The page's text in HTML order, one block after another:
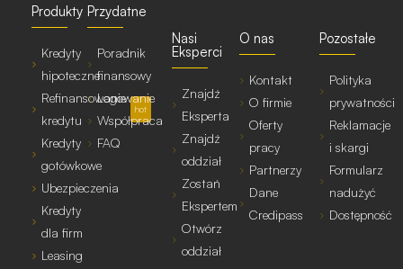
Produkty
Kredyty
hipoteczne
Refinansowanie
kredytu
hot
Kredyty
gotówkowe
Ubezpieczenia
Kredyty
dla firm
Leasing
Przydatne
Poradnik
finansowy
Logowanie
Współpraca
FAQ
Nasi
Eksperci
Znajdź
Eksperta
Znajdź
oddział
Zostań
Ekspertem
Otwórz
oddział
O nas
Kontakt
O firmie
Oferty
pracy
Partnerzy
Dane
Credipass
Pozostałe
Polityka
prywatności
Reklamacje
i skargi
Formularz
nadużyć
Dostępność